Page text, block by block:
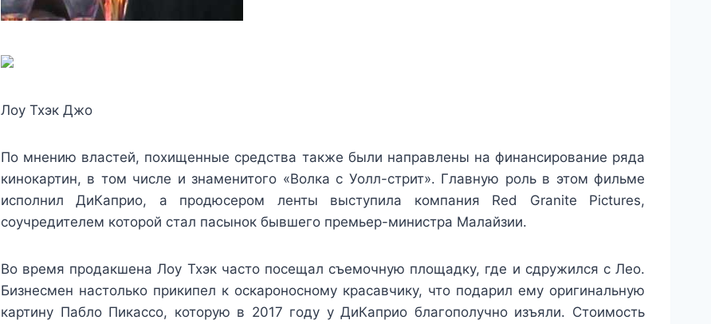
Лоу Тхэк Джо
По мнению властей, похищенные средства также были направлены на финансирование ряда
кинокартин, в том числе и знаменитого «Волка с Уолл-стрит». Главную роль в этом фильме
исполнил ДиКаприо, а продюсером ленты выступила компания Red Granite Pictures,
соучредителем которой стал пасынок бывшего премьер-министра Малайзии.
Во время продакшена Лоу Тхэк часто посещал съемочную площадку, где и сдружился с Лео.
Бизнесмен настолько прикипел к оскароносному красавчику, что подарил ему оригинальную
картину Пабло Пикассо, которую в 2017 году у ДиКаприо благополучно изъяли. Стоимость